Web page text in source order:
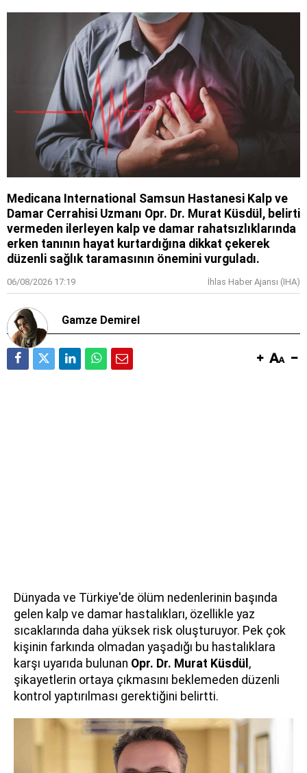
Medicana International Samsun Hastanesi Kalp ve
Damar Cerrahisi Uzmanı Opr. Dr. Murat Küsdül, belirti
vermeden ilerleyen kalp ve damar rahatsızlıklarında
erken tanının hayat kurtardığına dikkat çekerek
düzenli sağlık taramasının önemini vurguladı.
06/08/2026 17:19 İhlas Haber Ajansı (IHA)
Gamze Demirel
Dünyada ve Türkiye'de ölüm nedenlerinin başında
gelen kalp ve damar hastalıkları, özellikle yaz
sıcaklarında daha yüksek risk oluşturuyor. Pek çok
kişinin farkında olmadan yaşadığı bu hastalıklara
karşı uyarıda bulunan Opr. Dr. Murat Küsdül ,
şikayetlerin ortaya çıkmasını beklemeden düzenli
kontrol yaptırılması gerektiğini belirtti.